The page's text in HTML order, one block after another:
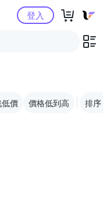
物中心登入
價 價格低到高 排序